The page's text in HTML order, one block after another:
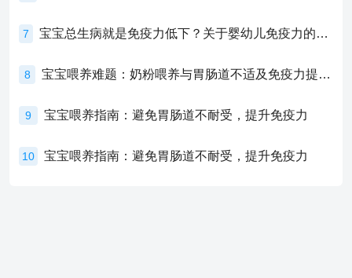
7 宝宝总生病就是免疫力低下？关于婴幼儿免疫力的真相，家长必须了解！
8 宝宝喂养难题：奶粉喂养与胃肠道不适及免疫力提升的奥秘
9 宝宝喂养指南：避免胃肠道不耐受，提升免疫力
10 宝宝喂养指南：避免胃肠道不耐受，提升免疫力